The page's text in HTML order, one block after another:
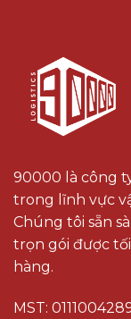
90000 là công
trong lĩnh vực
Chúng tôi sẵn
trọn gói được
hàng.
MST: